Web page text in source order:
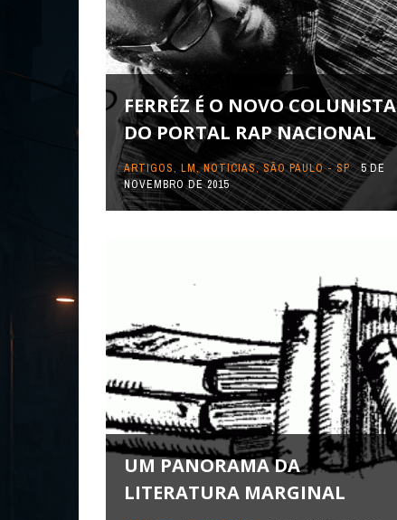
FERRÉZ É O NOVO COLUNISTA
DO PORTAL RAP NACIONAL
ARTIGOS, LM,NOTICIAS,SÃO PAULO - SP
5 DE
NOVEMBRO DE 2015
UM PANORAMA DA
LITERATURA MARGINAL